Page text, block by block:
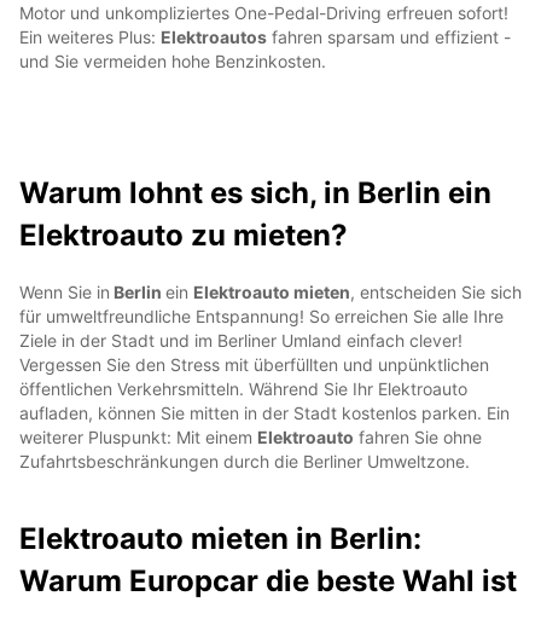
Motor und unkompliziertes One-Pedal-Driving erfreuen sofort!
Ein weiteres Plus: Elektroautos fahren sparsam und effizient -
und Sie vermeiden hohe Benzinkosten.
Warum lohnt es sich, in Berlin ein
Elektroauto zu mieten?
Wenn Sie in Berlin ein Elektroauto mieten, entscheiden Sie sich
für umweltfreundliche Entspannung! So erreichen Sie alle Ihre
Ziele in der Stadt und im Berliner Umland einfach clever!
Vergessen Sie den Stress mit überfüllten und unpünktlichen
öffentlichen Verkehrsmitteln. Während Sie Ihr Elektroauto
aufladen, können Sie mitten in der Stadt kostenlos parken. Ein
weiterer Pluspunkt: Mit einem Elektroauto fahren Sie ohne
Zufahrtsbeschränkungen durch die Berliner Umweltzone.
Elektroauto mieten in Berlin:
Warum Europcar die beste Wahl ist